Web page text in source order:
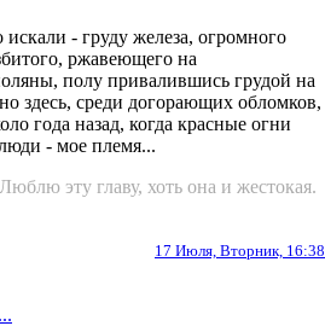
- груду железа, огромного
ржавеющего на
полу привалившись грудой на
здесь, среди догорающих обломков,
года назад, когда красные огни
- мое племя...
эту главу, хоть она и жестокая.
17 Июля, Вторник, 16:38